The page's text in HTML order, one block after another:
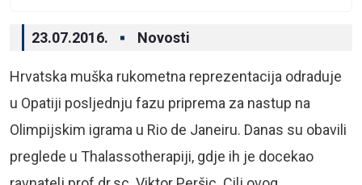
23.07.2016. Novosti
Hrvatska muška rukometna reprezentacija odraduje
u Opatiji posljednju fazu priprema za nastup na
Olimpijskim igrama u Rio de Janeiru. Danas su obavili
preglede u Thalassotherapiji, gdje ih je docekao